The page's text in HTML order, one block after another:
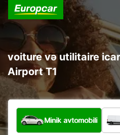
voiture və utilitaire
Airport T1
Hansı növ nəqliyyat
Minik avtomobili